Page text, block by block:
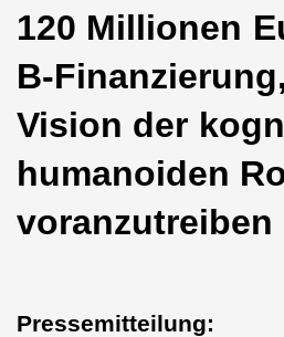
120 Millionen
B-
Vision der
humanoiden
voranzutreiben
Pressemitteilung: